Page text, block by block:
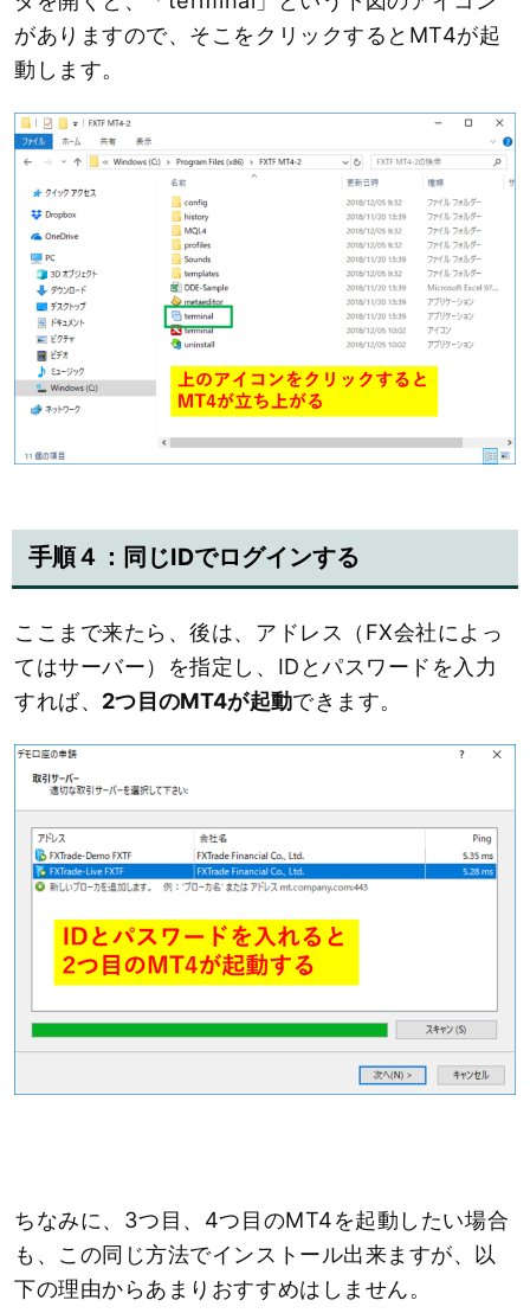
がありますので、そこをクリックするとMT4が起
動します。
手順４：同じIDでログインする
ここまで来たら、後は、アドレス（FX会社によっ
てはサーバー）を指定し、IDとパスワードを入力
すれば、 2つ目のMT4が起動できます。
ちなみに、3つ目、4つ目のMT4を起動したい場合
も、この同じ方法でインストール出来ますが、以
下の理由からあまりおすすめはしません。